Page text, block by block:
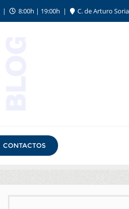
8:00h | 19:00h C. de Arturo
CONTACTOS